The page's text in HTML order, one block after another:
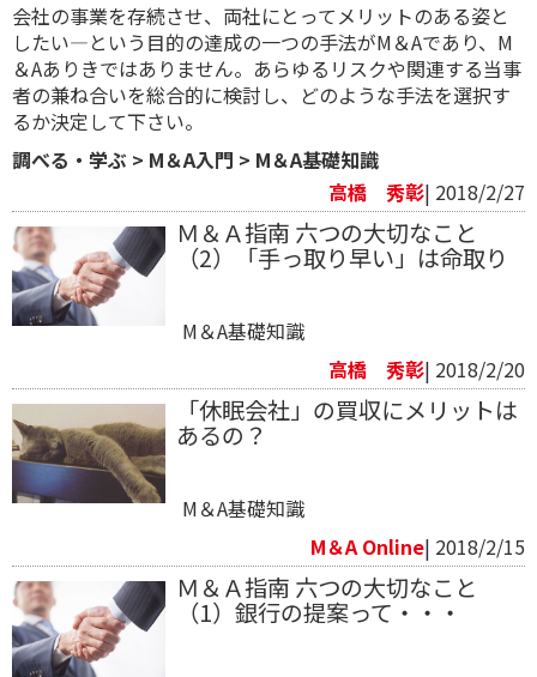
会社の事業を存続させ、両社にとってメリットのある姿と
したい―という目的の達成の一つの手法がM＆Aであり、M
＆Aありきではありません。あらゆるリスクや関連する当事
者の兼ね合いを総合的に検討し、どのような手法を選択す
るか決定して下さい。
調べる・学ぶ > M＆A入門 > M＆A基礎知識
高橋 秀彰| 2018/2/27
Ｍ＆Ａ指南 六つの大切なこと
（2）「手っ取り早い」は命取り
M＆A基礎知識
高橋 秀彰| 2018/2/20
「休眠会社」の買収にメリットは
あるの？
M＆A基礎知識
M＆A Online| 2018/2/15
Ｍ＆Ａ指南 六つの大切なこと
（1）銀行の提案って・・・